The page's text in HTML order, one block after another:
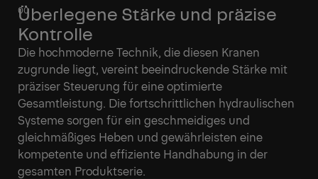
Überlegene Stärke und präzise
Kontrolle
Die hochmoderne Technik, die diesen Kranen
zugrunde liegt, vereint beeindruckende Stärke mit
präziser Steuerung für eine optimierte
Gesamtleistung. Die fortschrittlichen hydraulischen
Systeme sorgen für ein geschmeidiges und
gleichmäßiges Heben und gewährleisten eine
kompetente und effiziente Handhabung in der
gesamten Produktserie.